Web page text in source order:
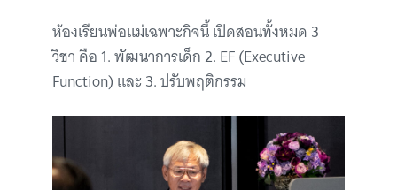
ห้องเรียนพ่อแม่เฉพาะกิจนี้ เปิดสอนทั้งหมด 3
วิชา คือ 1. พัฒนาการเด็ก 2. EF (Executive
Function) และ 3. ปรับพฤติกรรม